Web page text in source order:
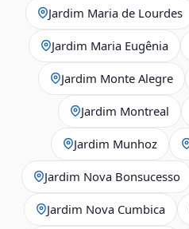
Jardim Maria de Lourdes
Jardim Maria Eugênia
Jardim Monte Alegre
Jardim Montreal
Jardim Munhoz
Jardim Nova Bonsucesso
Jardim Nova Cumbica